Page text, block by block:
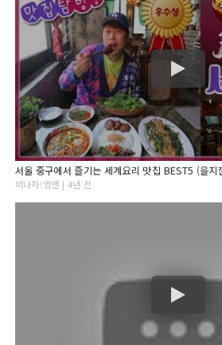
떠나자!영맨 | 4년 전